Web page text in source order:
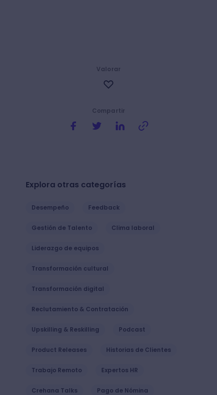
Compartir
Valorar
Explora otras categorías
Desempeño Feedback
Gestión de Talento Clima laboral
Liderazgo de equipos
Transformación cultural
Transformación digital
Reclutamiento & Contratación
Upskilling & Reskilling Podcast
Product Releases Historias de Clientes
Trabajo Remoto Expertos HR
Crehana Talks Pago de Nómina